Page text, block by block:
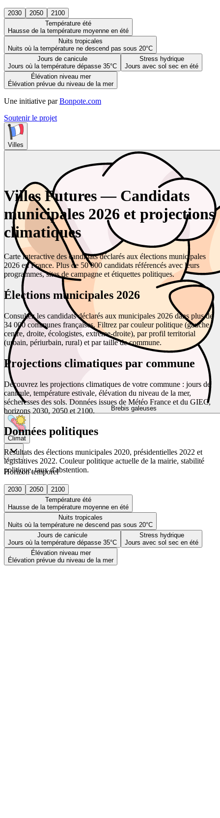
2030 2050
2100
Température été
Hausse de la température moyenne en été
Nuits tropicales
Nuits où la température ne descend pas sous 20°C
Jours de canicule
Jours où la température dépasse 35°C
Stress hydrique
Jours avec sol sec en été
Élévation niveau mer
Élévation prévue du niveau de la mer
Une initiative par Bonpote.com
Soutenir le projet
Villes
Brebis galeuses
Climat
Horizon temporel
2030 2050
2100
Température été
Hausse de la température moyenne en été
Nuits tropicales
Nuits où la température ne descend pas sous 20°C
Jours de canicule
Jours où la température dépasse 35°C
Stress hydrique
Jours avec sol sec en été
Élévation niveau mer
Élévation prévue du niveau de la mer
Villes Futures — Candidats
municipales 2026 et projections
climatiques
Carte interactive des candidats déclarés aux élections municipales
2026 en France. Plus de 50 000 candidats référencés avec leurs
programmes, sites de campagne et étiquettes politiques.
Élections municipales 2026
Consultez les candidats déclarés aux municipales 2026 dans plus de
34 000 communes françaises. Filtrez par couleur politique (gauche,
centre, droite, écologistes, extrême-droite), par profil territorial
(urbain, périurbain, rural) et par taille de commune.
Projections climatiques par commune
Découvrez les projections climatiques de votre commune : jours de
canicule, température estivale, élévation du niveau de la mer,
sécheresses des sols. Données issues de Météo France et du GIEC,
horizons 2030, 2050 et 2100.
Données politiques
Résultats des élections municipales 2020, présidentielles 2022 et
législatives 2022. Couleur politique actuelle de la mairie, stabilité
politique, taux d'abstention.